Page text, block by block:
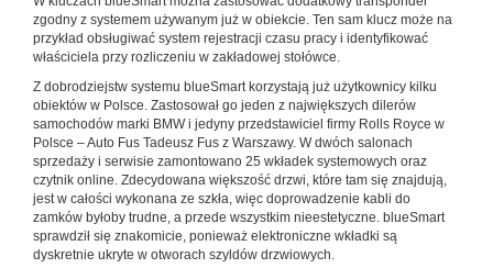
zgodny z systemem używanym już w obiekcie. Ten sam klucz może na
przykład obsługiwać system rejestracji czasu pracy i identyfikować
właściciela przy rozliczeniu w zakładowej stołówce.
Z dobrodziejstw systemu blueSmart korzystają już użytkownicy kilku
obiektów w Polsce. Zastosował go jeden z największych dilerów
samochodów marki BMW i jedyny przedstawiciel firmy Rolls Royce w
Polsce – Auto Fus Tadeusz Fus z Warszawy. W dwóch salonach
sprzedaży i serwisie zamontowano 25 wkładek systemowych oraz
czytnik online. Zdecydowana większość drzwi, które tam się znajdują,
jest w całości wykonana ze szkła, więc doprowadzenie kabli do
zamków byłoby trudne, a przede wszystkim nieestetyczne. blueSmart
sprawdził się znakomicie, ponieważ elektroniczne wkładki są
dyskretnie ukryte w otworach szyldów drzwiowych.